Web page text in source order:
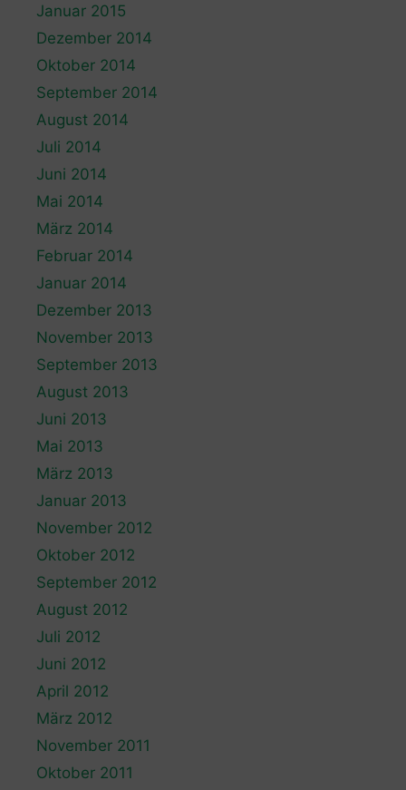
Januar 2015
Dezember 2014
Oktober 2014
September 2014
August 2014
Juli 2014
Juni 2014
Mai 2014
März 2014
Februar 2014
Januar 2014
Dezember 2013
November 2013
September 2013
August 2013
Juni 2013
Mai 2013
März 2013
Januar 2013
November 2012
Oktober 2012
September 2012
August 2012
Juli 2012
Juni 2012
April 2012
März 2012
November 2011
Oktober 2011